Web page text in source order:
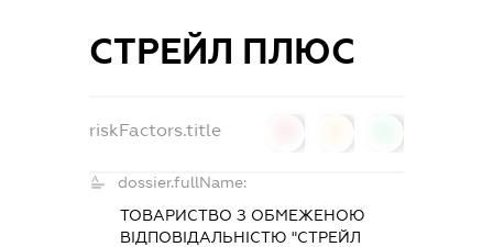
СТРЕЙЛ ПЛЮС
riskFactors.title
dossier.fullName:
ТОВАРИСТВО З ОБМЕЖЕНОЮ
ВІДПОВІДАЛЬНІСТЮ "СТРЕЙЛ